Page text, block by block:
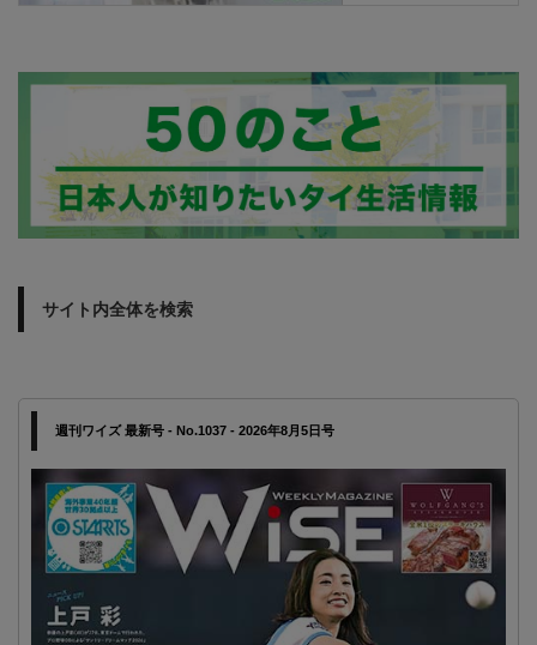
サイト内全体を検索
週刊ワイズ 最新号 - No.1037 - 2026年8月5日号